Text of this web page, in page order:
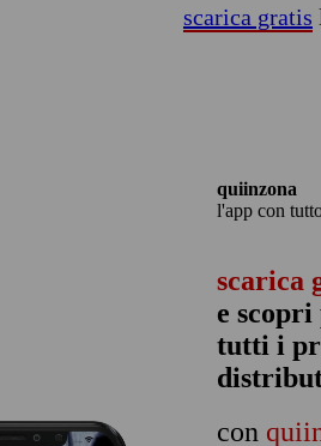
scarica gratis
quiinzona
l'app con
scarica
e
tutti i
con